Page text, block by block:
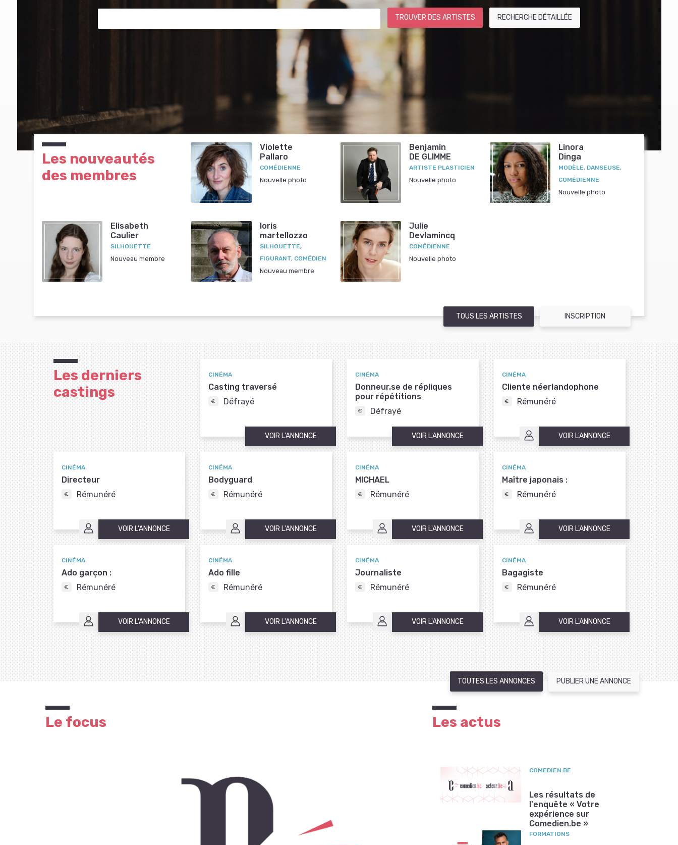
TROUVER DES ARTISTES RECHERCHE DÉTAILLÉE
Les nouveautés
des membres
Violette
Pallaro
COMÉDIENNE
Nouvelle photo
Benjamin
DE GLIMME
ARTISTE PLASTICIEN
Nouvelle photo
Linora
Dinga
MODÈLE, DANSEUSE,
COMÉDIENNE
Nouvelle photo
Elisabeth
Caulier
SILHOUETTE
Nouveau membre
loris
martellozzo
SILHOUETTE,
FIGURANT, COMÉDIEN
Nouveau membre
Julie
Devlamincq
COMÉDIENNE
Nouvelle photo
TOUS LES ARTISTES INSCRIPTION
Les derniers
castings
CINÉMA
Casting traversé
Défrayé
VOIR L'ANNONCE
CINÉMA
Donneur.se de répliques
pour répétitions
Défrayé
VOIR L'ANNONCE
CINÉMA
Cliente néerlandophone
Rémunéré
VOIR L'ANNONCE
CINÉMA
Directeur
Rémunéré
VOIR L'ANNONCE
CINÉMA
Bodyguard
Rémunéré
VOIR L'ANNONCE
CINÉMA
MICHAEL
Rémunéré
VOIR L'ANNONCE
CINÉMA
Maître japonais :
Rémunéré
VOIR L'ANNONCE
CINÉMA
Ado garçon :
Rémunéré
VOIR L'ANNONCE
CINÉMA
Ado fille
Rémunéré
VOIR L'ANNONCE
CINÉMA
Journaliste
Rémunéré
VOIR L'ANNONCE
CINÉMA
Bagagiste
Rémunéré
VOIR L'ANNONCE
TOUTES LES ANNONCES PUBLIER UNE ANNONCE
Le focus Les actus
COMEDIEN.BE
Les résultats de
l'enquête « Votre
expérience sur
Comedien.be »
FORMATIONS